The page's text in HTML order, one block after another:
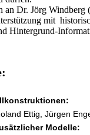
an Dr. Jörg Windberg
mit
Hintergrund-
Ettig, Jürgen
Modelle: